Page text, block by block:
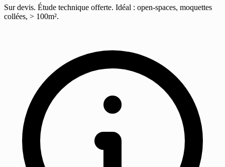
Sur devis. Étude technique offerte. Idéal : open-spaces, moquettes
collées, > 100m².